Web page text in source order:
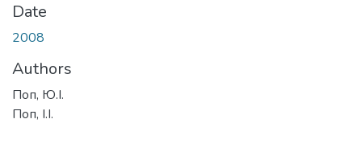
Date
2008
Authors
Поп, Ю.І.
Поп, І.І.